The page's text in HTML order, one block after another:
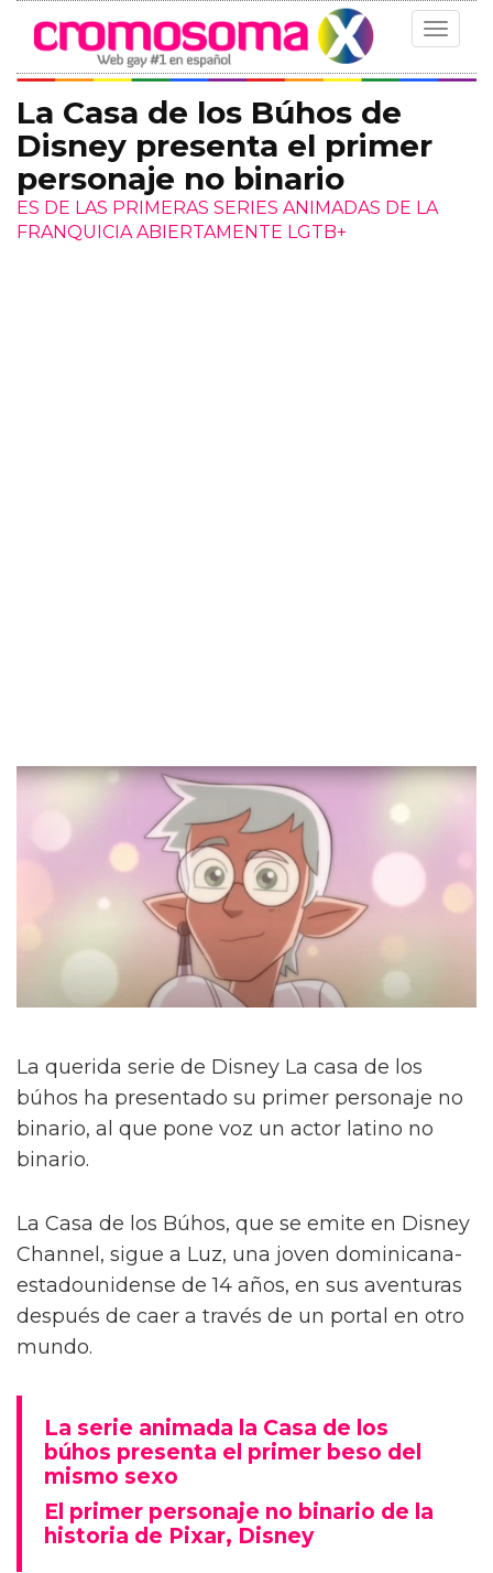
Toggle
La Casa de los Búhos de
Disney presenta el primer
personaje no binario
ES DE LAS PRIMERAS SERIES ANIMADAS DE LA
FRANQUICIA ABIERTAMENTE LGTB+
La querida serie de Disney La casa de los
búhos ha presentado su primer personaje no
binario, al que pone voz un actor latino no
binario.
La Casa de los Búhos, que se emite en Disney
Channel, sigue a Luz, una joven dominicana-
estadounidense de 14 años, en sus aventuras
después de caer a través de un portal en otro
mundo.
La serie animada la Casa de los
búhos presenta el primer beso del
mismo sexo
El primer personaje no binario de la
historia de Pixar, Disney